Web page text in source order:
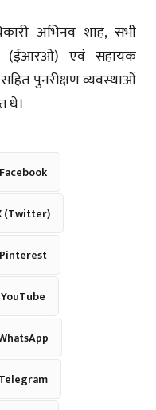
अभिनव शाह, सभी
(ईआरओ) एवं सहायक
पुनरीक्षण व्यवस्थाओं
थे।
(Twitter)